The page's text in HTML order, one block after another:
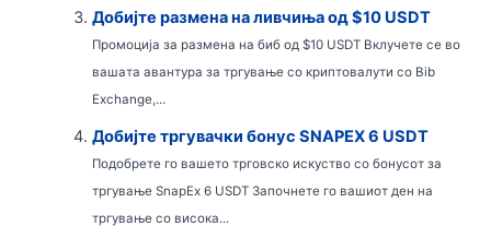
Добијте размена на ливчиња од $10 USDT
Промоција за размена на биб од $10 USDT Вклучете се во
вашата авантура за тргување со криптовалути со Bib
Exchange,...
Добијте тргувачки бонус SNAPEX 6 USDT
Подобрете го вашето трговско искуство со бонусот за
тргување SnapEx 6 USDT Започнете го вашиот ден на
тргување со висока...